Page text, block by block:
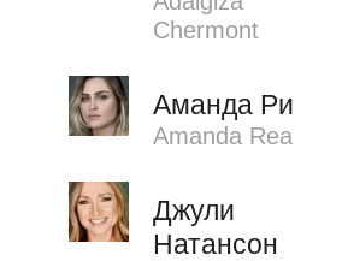
Chermont
Аманда Ри
Amanda Rea
Джули
Натансон